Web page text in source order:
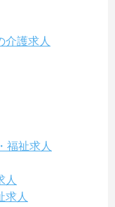
介護求人
福祉求人
人
求人